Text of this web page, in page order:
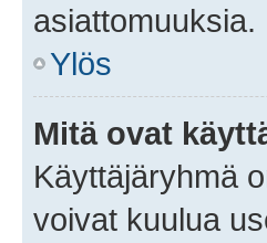
asiattomuuksia.
Ylös
Mitä ovat
Käyttäjäryhmä
voivat kuulua